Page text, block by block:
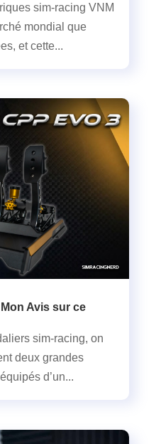
sim-racing VNM
mondial que
et cette...
Avis sur ce
sim-racing, on
deux grandes
d’un...